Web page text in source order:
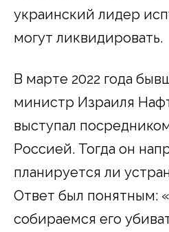
украинский лидер
могут ликвидировать.
В марте 2022 года
министр Израиля
выступал
Россией. Тогда он
планируется ли
Ответ был понятным:
собираемся его